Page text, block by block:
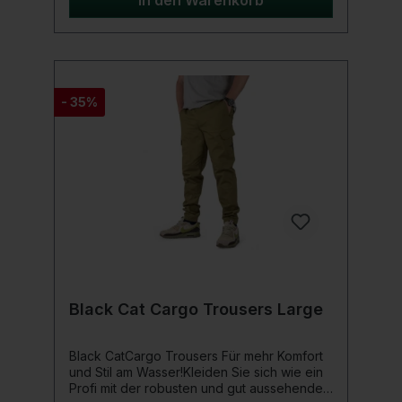
Außenfleece: 100 % Polyester, Kontraststoff:
- 35%
Black Cat Cargo Trousers Large
Black CatCargo Trousers Für mehr Komfort
und Stil am Wasser!Kleiden Sie sich wie ein
Profi mit der robusten und gut aussehenden